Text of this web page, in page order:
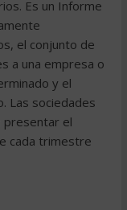
Es un Informe
el conjunto de
a una empresa o
y el
Las sociedades
presentar el
cada trimestre